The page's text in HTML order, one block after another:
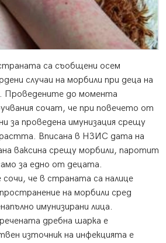
са съобщени осем
случаи на морбили при деца на
Проведените до момента
сочат, че при повечето от
за проведена имунизация срещу
Вписана в НЗИС дата на
ваксина срещу морбили, паротит
за едно от децата.
че в страната са налице
на морбили сред
имунизирани лица.
дребна шарка е
източник на инфекцията е